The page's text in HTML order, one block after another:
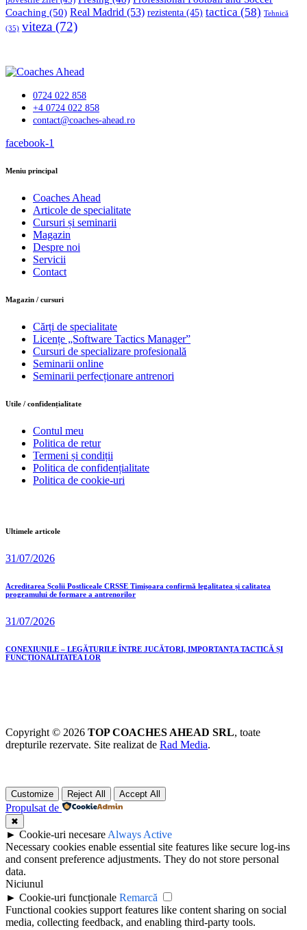
Coaching (50) Real Madrid (53) rezistenta (45) tactica (58) Tehnică
(35) viteza (72)
0724 022 858
+4 0724 022 858
contact@coaches-ahead.ro
facebook-1
Meniu principal
Coaches Ahead
Articole de specialitate
Cursuri și seminarii
Magazin
Despre noi
Servicii
Contact
Magazin / cursuri
Cărți de specialitate
Licențe „Software Tactics Manager”
Cursuri de specializare profesională
Seminarii online
Seminarii perfecționare antrenori
Utile / confidențialitate
Contul meu
Politica de retur
Termeni și condiții
Politica de confidențialitate
Politica de cookie-uri
Ultimele articole
31/07/2026
Acreditarea Școlii Postliceale CRSSE Timișoara confirmă legalitatea și calitatea
programului de formare a antrenorilor
31/07/2026
CONEXIUNILE – LEGĂTURILE ÎNTRE JUCĂTORI, IMPORTANȚA TACTICĂ ȘI
FUNCȚIONALITATEA LOR
Copyright © 2026 TOP COACHES AHEAD SRL, toate
drepturile rezervate. Site realizat de Rad Media.
Customize Reject All Accept All
Propulsat de
✖
► Cookie-uri necesare Always Active
Necessary cookies enable essential site features like secure log-ins
and consent preference adjustments. They do not store personal
data.
Niciunul
► Cookie-uri funcționale Remarcă
Functional cookies support features like content sharing on social
media, collecting feedback, and enabling third-party tools.